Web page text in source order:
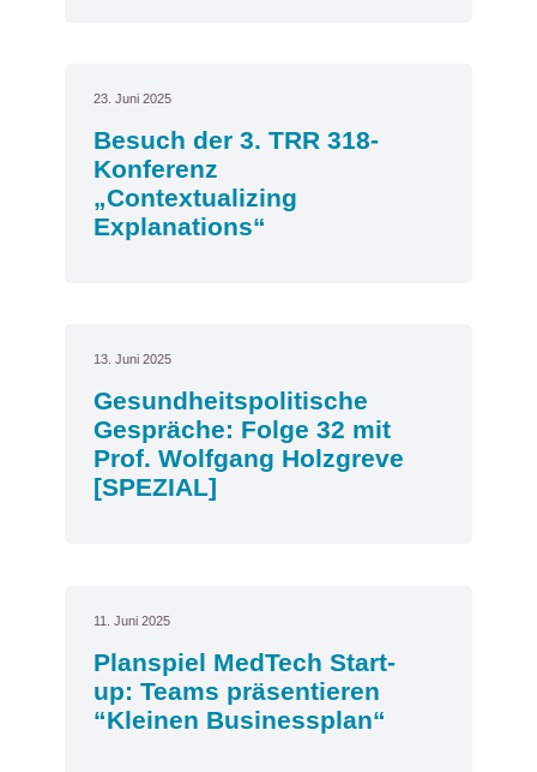
23. Juni 2025
Besuch der 3. TRR 318-
Konferenz
„Contextualizing
Explanations“
13. Juni 2025
Gesundheitspolitische
Gespräche: Folge 32 mit
Prof. Wolfgang Holzgreve
[SPEZIAL]
11. Juni 2025
Planspiel MedTech Start-
up: Teams präsentieren
“Kleinen Businessplan“